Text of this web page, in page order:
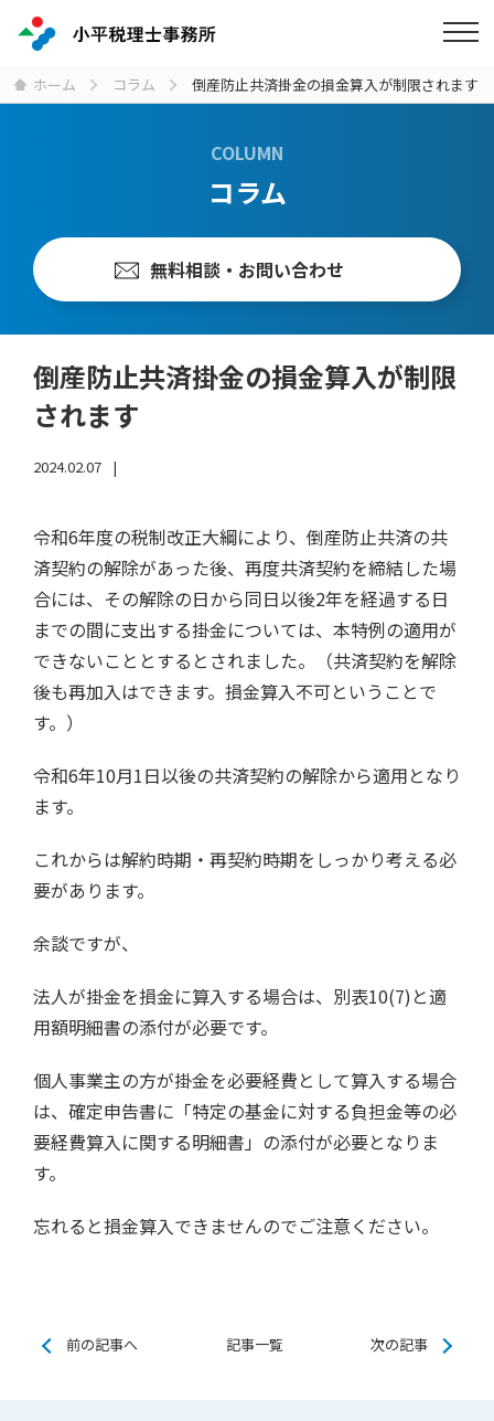
ホーム コラム 倒産防止共済掛金の損金算入が制限されます
COLUMN
コラム
無料相談・お問い合わせ
倒産防止共済掛金の損金算入が制限
されます
2024.02.07
令和6年度の税制改正大綱により、倒産防止共済の共
済契約の解除があった後、再度共済契約を締結した場
合には、その解除の日から同日以後2年を経過する日
までの間に支出する掛金については、本特例の適用が
できないこととするとされました。（共済契約を解除
後も再加入はできます。損金算入不可ということで
す。）
令和6年10月1日以後の共済契約の解除から適用となり
ます。
これからは解約時期・再契約時期をしっかり考える必
要があります。
余談ですが、
法人が掛金を損金に算入する場合は、別表10(7)と適
用額明細書の添付が必要です。
個人事業主の方が掛金を必要経費として算入する場合
は、確定申告書に「特定の基金に対する負担金等の必
要経費算入に関する明細書」の添付が必要となりま
す。
忘れると損金算入できませんのでご注意ください。
前の記事へ 記事一覧 次の記事